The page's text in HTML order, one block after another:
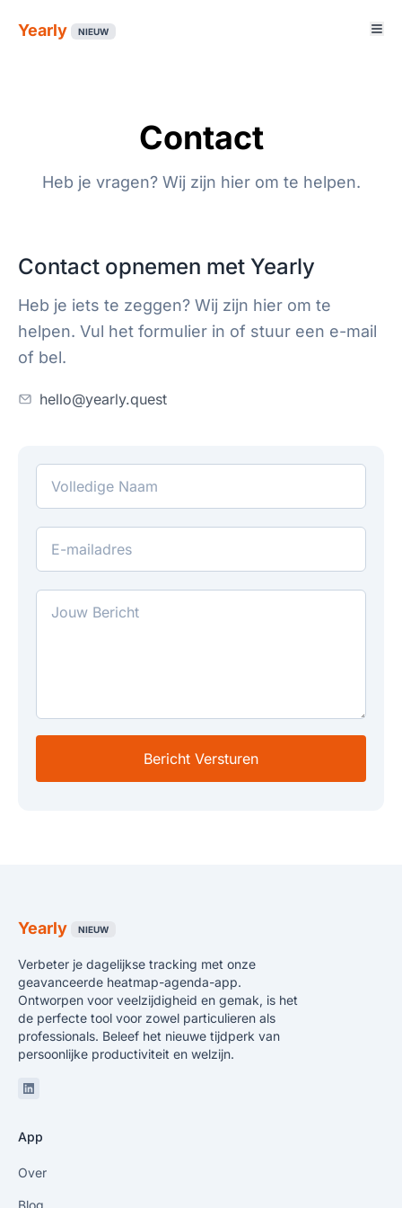
Yearly NIEUW
Contact
Heb je vragen? Wij zijn hier om te helpen.
Contact opnemen met Yearly
Heb je iets te zeggen? Wij zijn hier om te
helpen. Vul het formulier in of stuur een e-mail
of bel.
hello@yearly.quest
Bericht Versturen
Yearly NIEUW
Verbeter je dagelijkse tracking met onze
geavanceerde heatmap-agenda-app.
Ontworpen voor veelzijdigheid en gemak, is het
de perfecte tool voor zowel particulieren als
professionals. Beleef het nieuwe tijdperk van
persoonlijke productiviteit en welzijn.
Linkedin
App
Over
Blog